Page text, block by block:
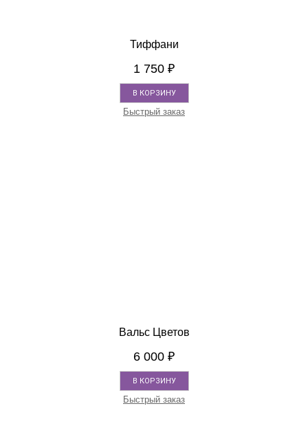
Тиффани
1 750 ₽
В КОРЗИНУ
Быстрый заказ
Вальс Цветов
6 000 ₽
В КОРЗИНУ
Быстрый заказ